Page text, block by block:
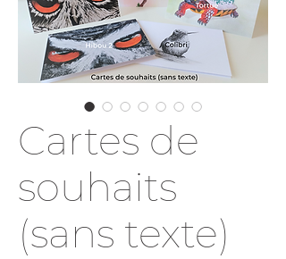
Cartes de
souhaits
(sans texte)